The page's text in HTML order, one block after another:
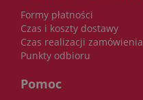
Formy płatności
Czas i koszty dostawy
Czas realizacji zamówienia
Punkty odbioru
Pomoc